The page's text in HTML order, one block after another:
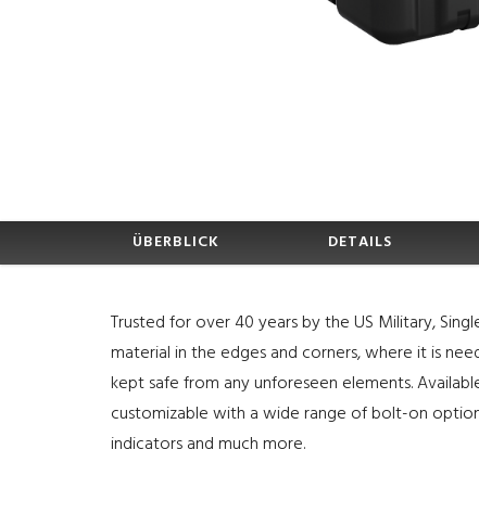
ÜBERBLICK DETAILS
Trusted for over 40 years by the US Military,
material in the edges and corners, where it is
kept safe from any unforeseen elements.
customizable with a wide range of bolt-on
indicators and much more.